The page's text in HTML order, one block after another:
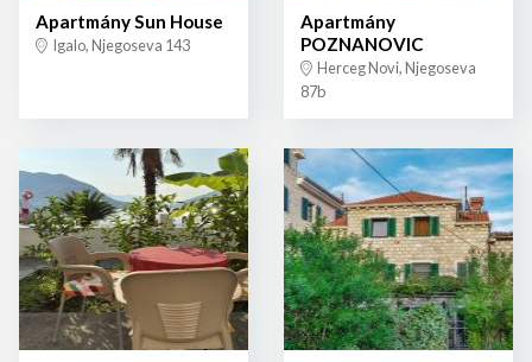
Apartmány Sun House
Igalo, Njegoseva 143
Apartmány
POZNANOVIC
Herceg Novi, Njegoseva
87b